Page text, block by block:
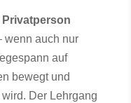
wenn auch nur
auf
bewegt und
Der Lehrgang